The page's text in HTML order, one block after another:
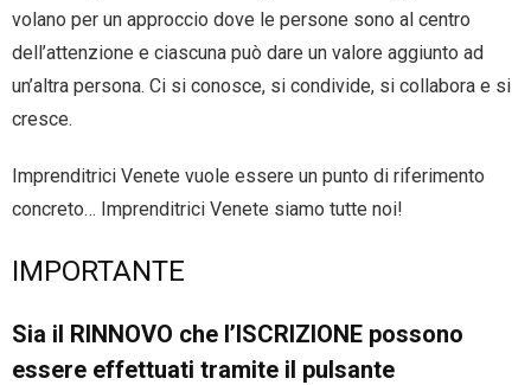
volano per un approccio dove le persone sono al centro
dell’attenzione e ciascuna può dare un valore aggiunto ad
un’altra persona. Ci si conosce, si condivide, si collabora e si
cresce.
Imprenditrici Venete vuole essere un punto di riferimento
concreto… Imprenditrici Venete siamo tutte noi!
IMPORTANTE
Sia il RINNOVO che l’ISCRIZIONE possono
essere effettuati tramite il pulsante